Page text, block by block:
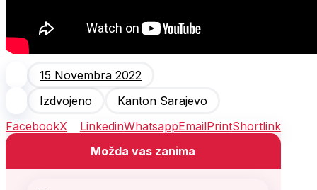
15 Novembra 2022
Izdvojeno
Kanton Sarajevo
FacebookX LinkedinWhatsappEmailPrintShortlink
Možda vas zanima